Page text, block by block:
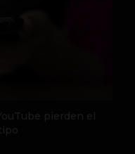
pierden el